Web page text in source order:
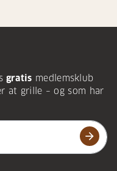
gratis medlemsklub
at grille – og som har
arrow_forward